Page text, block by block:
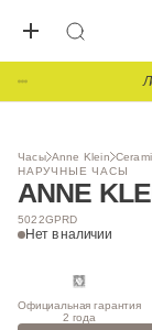
Часы Anne Klein
НАРУЧНЫЕ ЧАСЫ
ANNE
5022GPRD
Нет в наличии
Официальная гарантия
2 года